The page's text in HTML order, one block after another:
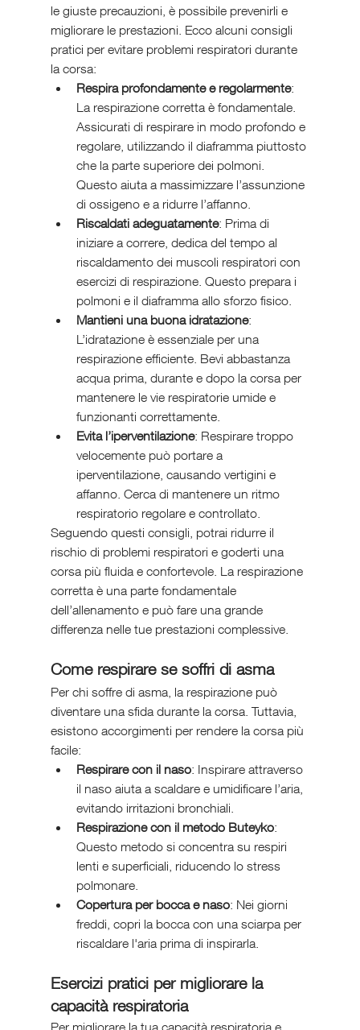
le giuste precauzioni, è possibile prevenirli e
migliorare le prestazioni. Ecco alcuni consigli
pratici per evitare problemi respiratori durante
la corsa:
Respira profondamente e regolarmente:
La respirazione corretta è fondamentale.
Assicurati di respirare in modo profondo e
regolare, utilizzando il diaframma piuttosto
che la parte superiore dei polmoni.
Questo aiuta a massimizzare l’assunzione
di ossigeno e a ridurre l’affanno.
Riscaldati adeguatamente: Prima di
iniziare a correre, dedica del tempo al
riscaldamento dei muscoli respiratori con
esercizi di respirazione. Questo prepara i
polmoni e il diaframma allo sforzo fisico.
Mantieni una buona idratazione:
L’idratazione è essenziale per una
respirazione efficiente. Bevi abbastanza
acqua prima, durante e dopo la corsa per
mantenere le vie respiratorie umide e
funzionanti correttamente.
Evita l’iperventilazione: Respirare troppo
velocemente può portare a
iperventilazione, causando vertigini e
affanno. Cerca di mantenere un ritmo
respiratorio regolare e controllato.
Seguendo questi consigli, potrai ridurre il
rischio di problemi respiratori e goderti una
corsa più fluida e confortevole. La respirazione
corretta è una parte fondamentale
dell’allenamento e può fare una grande
differenza nelle tue prestazioni complessive.
Come respirare se soffri di asma
Per chi soffre di asma, la respirazione può
diventare una sfida durante la corsa. Tuttavia,
esistono accorgimenti per rendere la corsa più
facile:
Respirare con il naso: Inspirare attraverso
il naso aiuta a scaldare e umidificare l’aria,
evitando irritazioni bronchiali.
Respirazione con il metodo Buteyko:
Questo metodo si concentra su respiri
lenti e superficiali, riducendo lo stress
polmonare.
Copertura per bocca e naso: Nei giorni
freddi, copri la bocca con una sciarpa per
riscaldare l'aria prima di inspirarla.
Esercizi pratici per migliorare la
capacità respiratoria
Per migliorare la tua capacità respiratoria e